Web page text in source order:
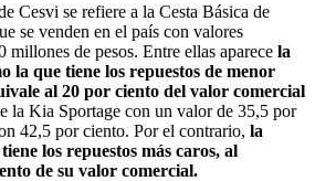
Cesvi se refiere a la Cesta Básica de
se venden en el país con valores
millones de pesos. Entre ellas aparece la
la que tiene los repuestos de menor
al 20 por ciento del valor comercial
la Kia Sportage con un valor de 35,5 por
42,5 por ciento. Por el contrario, la
los repuestos más caros, al
de su valor comercial.